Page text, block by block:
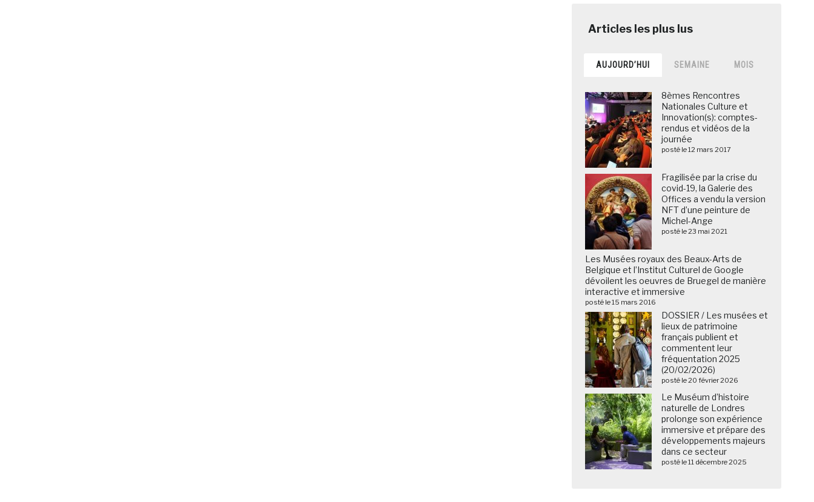
AUJOURD’HUI SEMAINE MOIS
8èmes Rencontres
Nationales Culture et
Innovation(s): comptes-
rendus et vidéos de la
journée
posté le 12 mars 2017
Fragilisée par la crise du
covid-19, la Galerie des
Offices a vendu la version
NFT d’une peinture de
Michel-Ange
posté le 23 mai 2021
Les Musées royaux des Beaux-Arts de
Belgique et l’Institut Culturel de Google
dévoilent les oeuvres de Bruegel de manière
interactive et immersive
posté le 15 mars 2016
DOSSIER / Les musées et
lieux de patrimoine
français publient et
commentent leur
fréquentation 2025
(20/02/2026)
posté le 20 février 2026
Le Muséum d’histoire
naturelle de Londres
prolonge son expérience
immersive et prépare des
développements majeurs
dans ce secteur
posté le 11 décembre 2025